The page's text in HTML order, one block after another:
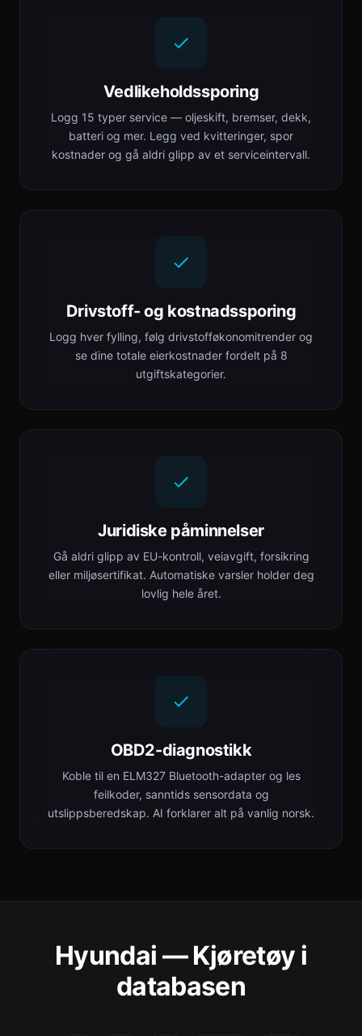
Vedlikeholdssporing
Logg 15 typer service — oljeskift, bremser, dekk,
batteri og mer. Legg ved kvitteringer, spor
kostnader og gå aldri glipp av et serviceintervall.
Drivstoff- og kostnadssporing
Logg hver fylling, følg drivstofføkonomitrender og
se dine totale eierkostnader fordelt på 8
utgiftskategorier.
Juridiske påminnelser
Gå aldri glipp av EU-kontroll, veiavgift, forsikring
eller miljøsertifikat. Automatiske varsler holder deg
lovlig hele året.
OBD2-diagnostikk
Koble til en ELM327 Bluetooth-adapter og les
feilkoder, sanntids sensordata og
utslippsberedskap. AI forklarer alt på vanlig norsk.
Hyundai — Kjøretøy i
databasen